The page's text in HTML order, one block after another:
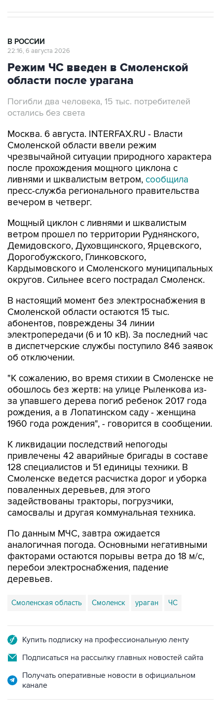
В РОССИИ
22:16, 6 августа 2026
Режим ЧС введен в Смоленской
области после урагана
Погибли два человека, 15 тыс. потребителей
остались без света
Москва. 6 августа. INTERFAX.RU - Власти
Смоленской области ввели режим
чрезвычайной ситуации природного характера
после прохождения мощного циклона с
ливнями и шквалистым ветром, сообщила
пресс-служба регионального правительства
вечером в четверг.
Мощный циклон с ливнями и шквалистым
ветром прошел по территории Руднянского,
Демидовского, Духовщинского, Ярцевского,
Дорогобужского, Глинковского,
Кардымовского и Смоленского муниципальных
округов. Сильнее всего пострадал Смоленск.
В настоящий момент без электроснабжения в
Смоленской области остаются 15 тыс.
абонентов, повреждены 34 линии
электропередачи (6 и 10 кВ). За последний час
в диспетчерские службы поступило 846 заявок
об отключении.
"К сожалению, во время стихии в Смоленске не
обошлось без жертв: на улице Рыленкова из-
за упавшего дерева погиб ребенок 2017 года
рождения, а в Лопатинском саду - женщина
1960 года рождения", - говорится в сообщении.
К ликвидации последствий непогоды
привлечены 42 аварийные бригады в составе
128 специалистов и 51 единицы техники. В
Смоленске ведется расчистка дорог и уборка
поваленных деревьев, для этого
задействованы тракторы, погрузчики,
самосвалы и другая коммунальная техника.
По данным МЧС, завтра ожидается
аналогичная погода. Основными негативными
факторами остаются порывы ветра до 18 м/с,
перебои электроснабжения, падение
деревьев.
Смоленская область Смоленск ураган ЧС
Купить подписку на профессиональную ленту
Подписаться на рассылку главных новостей сайта
Получать оперативные новости в официальном
канале